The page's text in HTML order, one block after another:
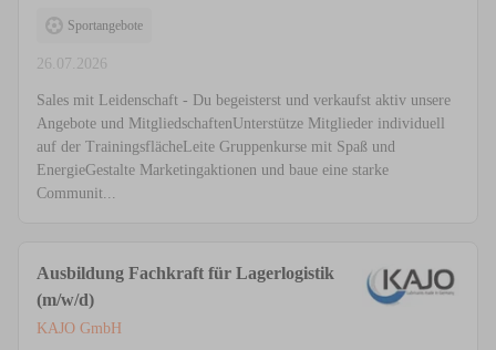
Sportangebote
26.07.2026
Sales mit Leidenschaft - Du begeisterst und verkaufst aktiv unsere
Angebote und MitgliedschaftenUnterstütze Mitglieder individuell
auf der TrainingsflächeLeite Gruppenkurse mit Spaß und
EnergieGestalte Marketingaktionen und baue eine starke
Communit...
Ausbildung Fachkraft für Lagerlogistik
(m/w/d)
KAJO GmbH